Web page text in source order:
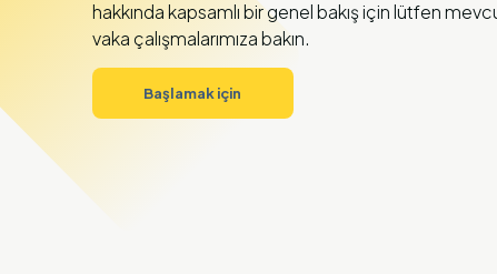
hakkında kapsamlı bir genel bakış için lütfen
vaka çalışmalarımıza bakın.
Başlamak için